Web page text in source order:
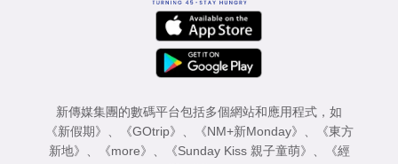
新傳媒集團的數碼平台包括多個網站和應用程式，如
《新假期》
《GOtrip》 《NM+新Monday》
《東方
新地》
《more》 《Sunday Kiss 親子童萌》
《經